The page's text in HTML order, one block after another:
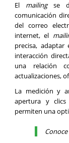
El mailingse
comunicación
del correo
internet, el
precisa,
interacción
una relación
actualizaciones,
La medición y
apertura y clics
permiten una